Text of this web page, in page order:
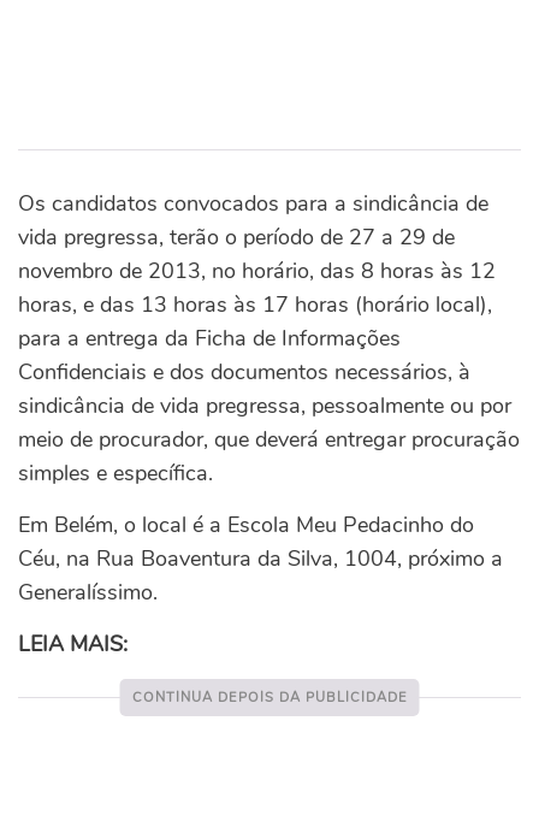
Os candidatos convocados para a sindicância de
vida pregressa, terão o período de 27 a 29 de
novembro de 2013, no horário, das 8 horas às 12
horas, e das 13 horas às 17 horas (horário local),
para a entrega da Ficha de Informações
Confidenciais e dos documentos necessários, à
sindicância de vida pregressa, pessoalmente ou por
meio de procurador, que deverá entregar procuração
simples e específica.
Em Belém, o local é a Escola Meu Pedacinho do
Céu, na Rua Boaventura da Silva, 1004, próximo a
Generalíssimo.
LEIA MAIS: